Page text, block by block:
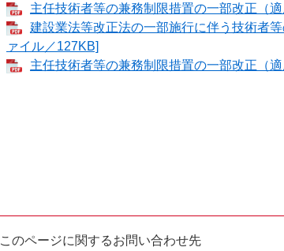
主任技術者等の兼務制限措置の一部改正（
建設業法等改正法の一部施行に伴う技術者
ァイル／127KB]
主任技術者等の兼務制限措置の一部改正（
このページに関するお問い合わせ先